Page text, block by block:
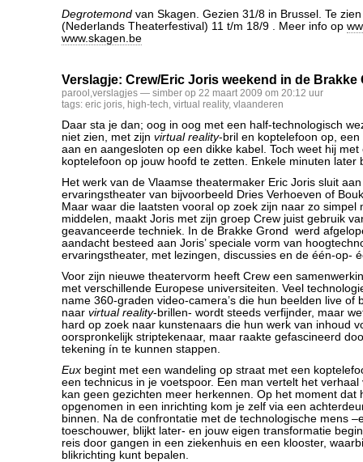
Degrotemond van Skagen. Gezien 31/8 in Brussel. Te
(Nederlands Theaterfestival) 11 t/m 18/9 . Meer info op
www.skagen.be
Verslagje: Crew/Eric Joris weekend in de Brakke
parool ,verslagjes — simber op 22 maart 2009 om 20:12 uur
tags: eric joris, high-tech, virtual reality, vlaanderen
Daar sta je dan; oog in oog met een half-technologisch
niet zien, met zijn virtual reality-bril en koptelefoon op,
aan en aangesloten op een dikke kabel. Toch weet hij met
koptelefoon op jouw hoofd te zetten. Enkele minuten later
Het werk van de Vlaamse theatermaker Eric Joris sluit
ervaringstheater van bijvoorbeeld Dries Verhoeven of
Maar waar die laatsten vooral op zoek zijn naar zo simpel
middelen, maakt Joris met zijn groep Crew juist gebruik
geavanceerde techniek. In de Brakke Grond werd
aandacht besteed aan Joris’ speciale vorm van
ervaringstheater, met lezingen, discussies en de één-op-
Voor zijn nieuwe theatervorm heeft Crew een
met verschillende Europese universiteiten. Veel
name 360-graden video-camera’s die hun beelden live of
naar virtual reality-brillen- wordt steeds verfijnder, maar
hard op zoek naar kunstenaars die hun werk van inhoud
oorspronkelijk striptekenaar, maar raakte gefascineerd
tekening ín te kunnen stappen.
Eux begint met een wandeling op straat met een
een technicus in je voetspoor. Een man vertelt het verhaal
kan geen gezichten meer herkennen. Op het moment dat
opgenomen in een inrichting kom je zelf via een
binnen. Na de confrontatie met de technologische mens
toeschouwer, blijkt later- en jouw eigen transformatie
reis door gangen in een ziekenhuis en een klooster,
blikrichting kunt bepalen.